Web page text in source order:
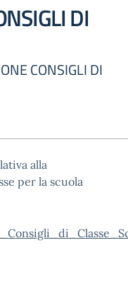
DI
CONSIGLI DI
alla
per la scuola